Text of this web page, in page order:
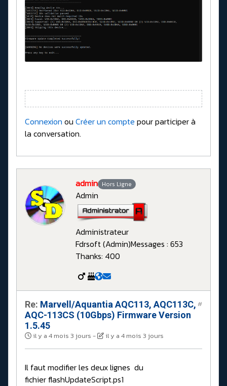
Connexion ou Créer un compte pour participer à
la conversation.
admin Hors Ligne
Admin
Administrateur
Fdrsoft (Admin)Messages : 653
Thanks: 400
Re: Marvell/Aquantia AQC113, AQC113C,
AQC-113CS (10Gbps) Firmware Version
1.5.45
il y a 4 mois 3 jours - il y a 4 mois 3 jours
#
Il faut modifier les deux lignes du
fichier flashUpdateScript.ps1